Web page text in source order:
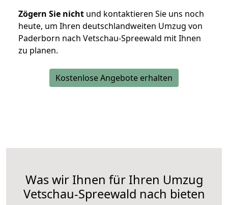
Zögern Sie nicht und kontaktieren Sie uns noch
heute, um Ihren deutschlandweiten Umzug von
Paderborn nach Vetschau-Spreewald mit Ihnen
zu planen.
Kostenlose Angebote erhalten
Was wir Ihnen für Ihren Umzug
Vetschau-Spreewald nach bieten